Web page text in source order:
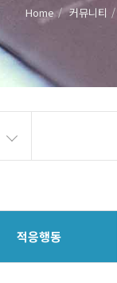
Home 커뮤니티
적응행동